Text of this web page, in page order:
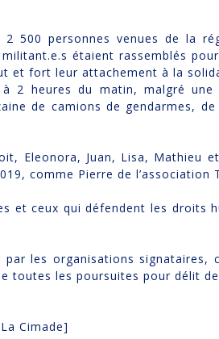
500 personnes venues de la
étaient rassemblés
fort leur attachement à la
heures du matin, malgré une
de camions de gendarmes,
Eleonora, Juan, Lisa, Mathieu
comme Pierre de l’association
et ceux qui défendent les droits
les organisations signataires,
toutes les poursuites pour délit
Cimade]